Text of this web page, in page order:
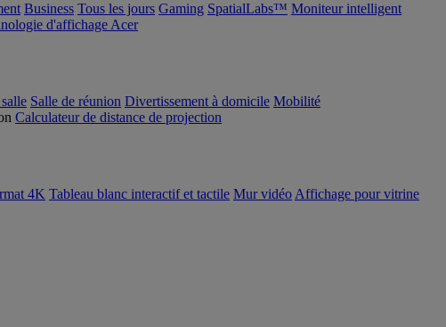
Business Tous les jours Gaming SpatialLabs™ Moniteur intelligent
d'affichage Acer
Salle de réunion Divertissement à domicile Mobilité
Calculateur de distance de projection
4K Tableau blanc interactif et tactile Mur vidéo Affichage pour vitrine